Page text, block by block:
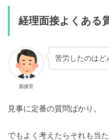
経理面接よくある
面接官
苦労したのはど
見事に定番の質問ばかり。
でもよく考えたらそれも当た